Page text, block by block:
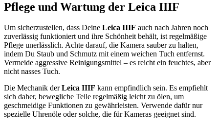
Pflege und Wartung der Leica IIIF
Um sicherzustellen, dass Deine Leica IIIF auch nach Jahren noch
zuverlässig funktioniert und ihre Schönheit behält, ist regelmäßige
Pflege unerlässlich. Achte darauf, die Kamera sauber zu halten,
indem Du Staub und Schmutz mit einem weichen Tuch entfernst.
Vermeide aggressive Reinigungsmittel – es reicht ein feuchtes, aber
nicht nasses Tuch.
Die Mechanik derLeica IIIF kann empfindlich sein. Es empfiehlt
sich daher, bewegliche Teile regelmäßig leicht zu ölen, um
geschmeidige Funktionen zu gewährleisten. Verwende dafür nur
spezielle Uhrenöle oder solche, die für Kameras geeignet sind.